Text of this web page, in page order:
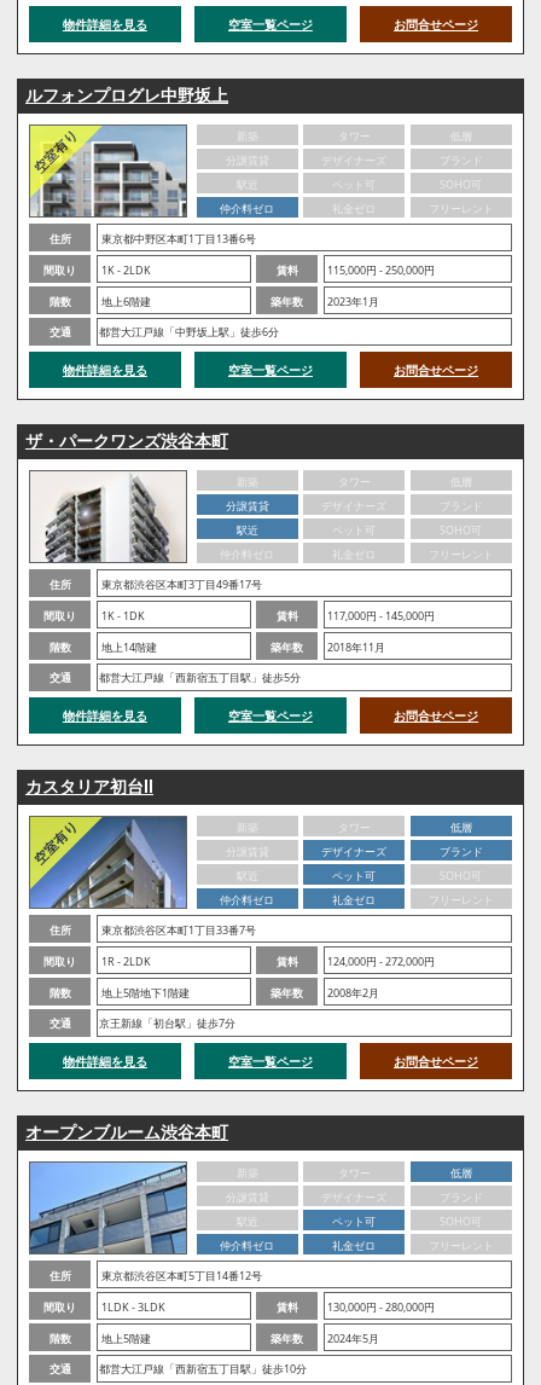
物件詳細を見る 空室一覧ページ お問合せページ
ルフォンプログレ中野坂上
新築 タワー
低層
分譲賃貸
デザイナーズ
ブランド
駅近
ペット可
SOHO可
仲介料ゼロ
礼金ゼロ
フリーレント
住所
東京都中野区本町1丁目13番6号
間取り
1K - 2LDK 賃料
115,000円 - 250,000円
階数
地上6階建 築年数
2023年1月
交通
都営大江戸線「中野坂上駅」徒歩6分
物件詳細を見る 空室一覧ページ お問合せページ
ザ・パークワンズ渋谷本町
新築 タワー
低層
分譲賃貸
デザイナーズ
ブランド
駅近
ペット可
SOHO可
仲介料ゼロ
礼金ゼロ
フリーレント
住所
東京都渋谷区本町3丁目49番17号
間取り
1K - 1DK 賃料
117,000円 - 145,000円
階数
地上14階建 築年数
2018年11月
交通
都営大江戸線「西新宿五丁目駅」徒歩5分
物件詳細を見る 空室一覧ページ お問合せページ
カスタリア初台Ⅱ
新築 タワー
低層
分譲賃貸
デザイナーズ
ブランド
駅近
ペット可
SOHO可
仲介料ゼロ
礼金ゼロ
フリーレント
住所
東京都渋谷区本町1丁目33番7号
間取り
1R - 2LDK 賃料
124,000円 - 272,000円
階数
地上5階地下1階建 築年数
2008年2月
交通
京王新線「初台駅」徒歩7分
物件詳細を見る 空室一覧ページ お問合せページ
オープンブルーム渋谷本町
新築 タワー
低層
分譲賃貸
デザイナーズ
ブランド
駅近
ペット可
SOHO可
仲介料ゼロ
礼金ゼロ
フリーレント
住所
東京都渋谷区本町5丁目14番12号
間取り
1LDK - 3LDK 賃料
130,000円 - 280,000円
階数
地上5階建 築年数
2024年5月
交通
都営大江戸線「西新宿五丁目駅」徒歩10分